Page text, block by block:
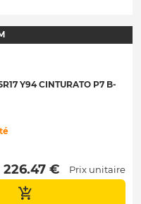
Y94 CINTURATO P7 B-
226.47 € Prix unitaire